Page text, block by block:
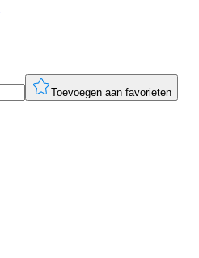
Toevoegen aan favorieten